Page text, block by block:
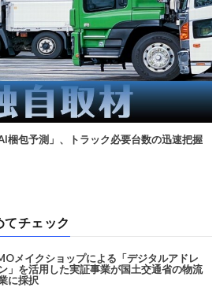
梱包予測」、トラック必要台数の迅速把握
てチェック
メイクショップによる「デジタルアドレ
」を活用した実証事業が国土交通省の物流
に採択